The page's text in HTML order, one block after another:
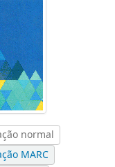
normal
MARC